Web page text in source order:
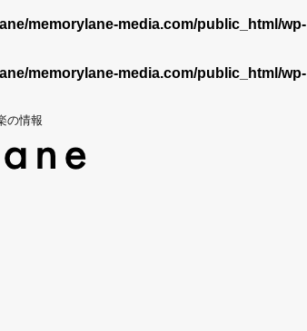
memorylane-media.com/public_html/wp-
memorylane-media.com/public_html/wp-
の情報